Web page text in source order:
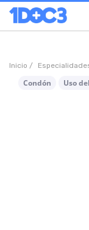
Inicio /
Condón Uso